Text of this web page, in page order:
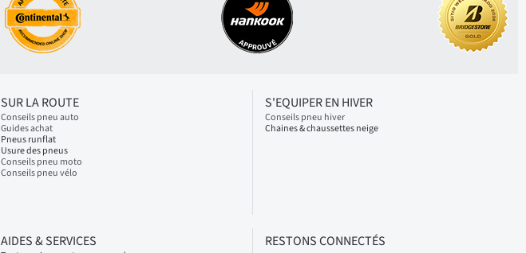
SUR LA ROUTE
Conseils pneu auto
Guides achat
Pneus runflat
Usure des pneus
Conseils pneu moto
Conseils pneu vélo
S'EQUIPER EN HIVER
Conseils pneu hiver
Chaines & chaussettes neige
AIDES & SERVICES RESTONS CONNECTÉS